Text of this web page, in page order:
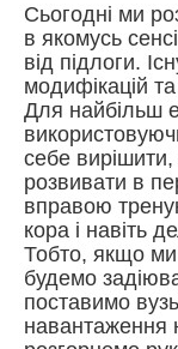
Сьогодні ми
в якомусь
від підлоги.
модифікацій
Для найбільш
себе
розвивати в
вправою
кора і навіть
Тобто, якщо
будемо
поставимо